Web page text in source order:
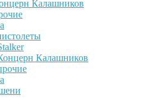
Калашников
Калашников